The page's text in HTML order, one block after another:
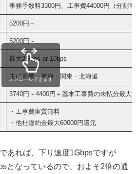
事務手数料3300円、工事費44000円（分割可
5200円～
5200円～
最大2Gbps or 10bps
主に近畿・東海・関東・北海道
3740円～4400円＋基本工事費の未払分最大
・工事費実質無料
・他社違約金最大60000円還元
スクロールできます
あれば、下り速度1Gbpsですが
となっているので、およそ2倍の通